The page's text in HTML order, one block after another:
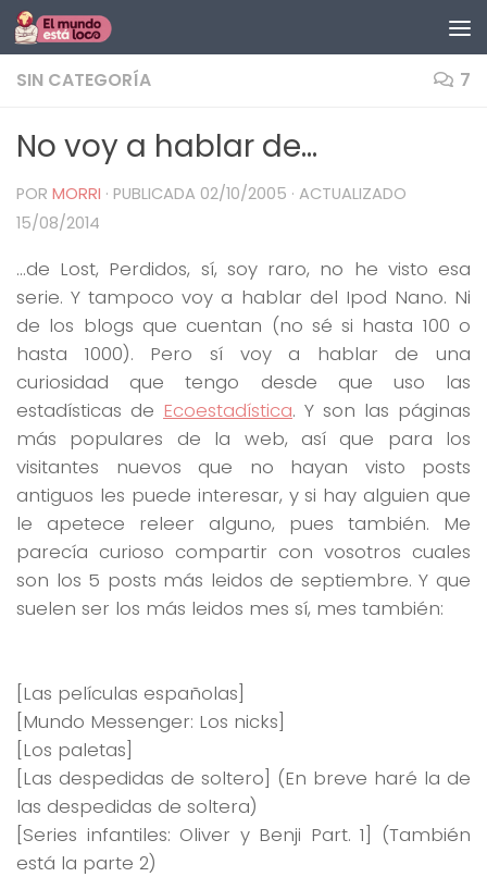
Saltar al contenido
SIN CATEGORÍA 7
No voy a hablar de…
POR MORRI · PUBLICADA 02/10/2005 · ACTUALIZADO
15/08/2014
…de Lost, Perdidos, sí, soy raro, no he visto esa
serie. Y tampoco voy a hablar del Ipod Nano. Ni
de los blogs que cuentan (no sé si hasta 100 o
hasta 1000). Pero sí voy a hablar de una
curiosidad que tengo desde que uso las
estadísticas de Ecoestadística. Y son las páginas
más populares de la web, así que para los
visitantes nuevos que no hayan visto posts
antiguos les puede interesar, y si hay alguien que
le apetece releer alguno, pues también. Me
parecía curioso compartir con vosotros cuales
son los 5 posts más leidos de septiembre. Y que
suelen ser los más leidos mes sí, mes también:
[Las películas españolas]
[Mundo Messenger: Los nicks]
[Los paletas]
[Las despedidas de soltero] (En breve haré la de
las despedidas de soltera)
[Series infantiles: Oliver y Benji Part. 1] (También
está la parte 2)